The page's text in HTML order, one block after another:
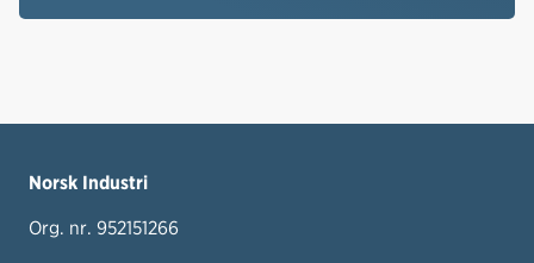
Norsk Industri
Org. nr. 952151266